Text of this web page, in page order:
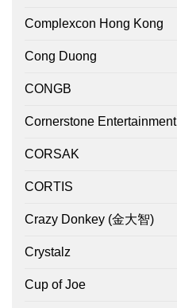
Complexcon Hong Kong
Cong Duong
CONGB
Cornerstone Entertainment
CORSAK
CORTIS
Crazy Donkey (金大智)
Crystalz
Cup of Joe